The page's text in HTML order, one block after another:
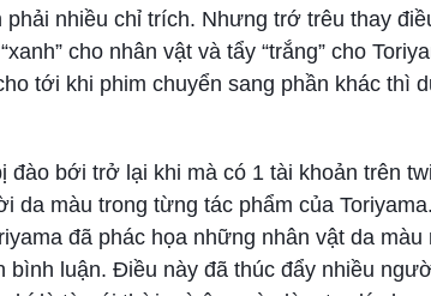
nhiều chỉ trích. Nhưng trớ trêu thay
cho nhân vật và tẩy “trắng” cho
tới khi phim chuyển sang phần khác thì
bới trở lại khi mà có 1 tài khoản trên
màu trong từng tác phẩm của
đã phác họa những nhân vật da màu
luận. Điều này đã thúc đẩy nhiều